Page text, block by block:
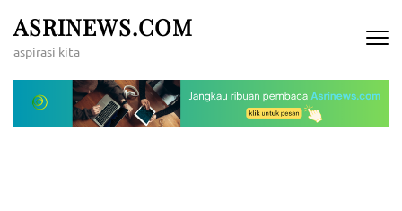
ke
konten
Enter)
ASRINEWS.COM
aspirasi kita